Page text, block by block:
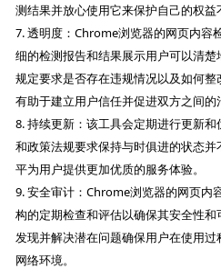
测结果并放心使用它来保护自己的权益
7. 透明度：Chrome浏览器的网页内容
细的检测报告和结果展示用户可以清
规定要求是否存在违规情况以及如何
有助于建立用户信任并促进双方之间的
8. 持续更新：该工具会定期进行更新
和政策法规要求保持与时俱进的状态
平为用户提供更加优质的服务体验。
9. 安全审计：Chrome浏览器的网页内
构的定期检查和评估以确保其安全性
发现并解决潜在问题确保用户在使用
网络环境。